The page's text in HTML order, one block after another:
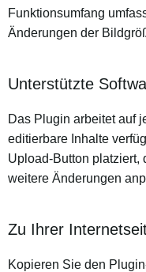
Funktionsumfang
Änderungen der
Unterstützte
Das Plugin arbeitet auf
editierbare Inhalte
Upload-Button platziert,
weitere Änderungen
Zu Ihrer
Kopieren Sie den